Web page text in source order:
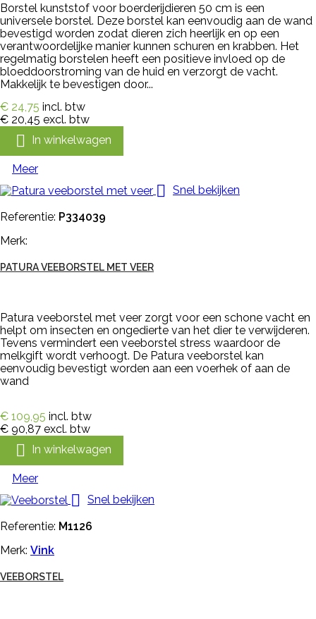
Borstel kunststof voor boerderijdieren 50 cm is een
universele borstel. Deze borstel kan eenvoudig aan de wand
bevestigd worden zodat dieren zich heerlijk en op een
verantwoordelijke manier kunnen schuren en krabben. Het
regelmatig borstelen heeft een positieve invloed op de
bloeddoorstroming van de huid en verzorgt de vacht.
Makkelijk te bevestigen door...
€ 24,75 incl. btw
€ 20,45 excl. btw
 In winkelwagen
Meer
 Snel bekijken
Referentie: P334039
Merk:
PATURA VEEBORSTEL MET VEER
Patura veeborstel met veer zorgt voor een schone vacht en
helpt om insecten en ongedierte van het dier te verwijderen.
Tevens vermindert een veeborstel stress waardoor de
melkgift wordt verhoogt. De Patura veeborstel kan
eenvoudig bevestigt worden aan een voerhek of aan de
wand
€ 109,95 incl. btw
€ 90,87 excl. btw
 In winkelwagen
Meer
 Snel bekijken
Referentie: M1126
Merk: Vink
VEEBORSTEL